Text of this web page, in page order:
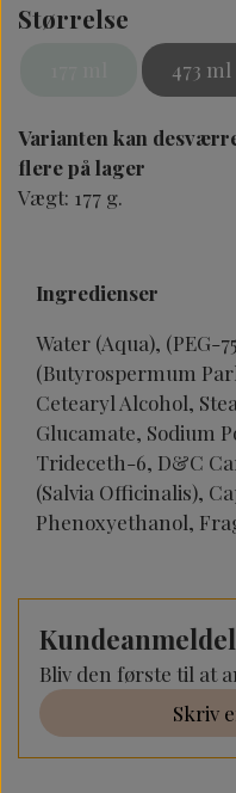
Størrelse
473 ml
Varianten kan
flere på lager
Vægt: 177 g.
Ingredienser
Water (Aqua), (PEG-
(Butyrospermum
Cetearyl Alcohol,
Glucamate, Sodium
Trideceth-6, D&C
(Salvia Officinalis),
Phenoxyethanol,
Bliv den første til at
Skriv